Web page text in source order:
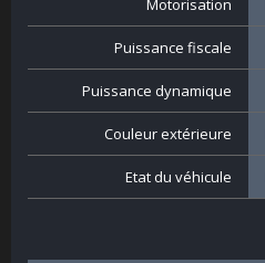
Motorisation
Puissance fiscale
Puissance dynamique
Couleur extérieure
Etat du véhicule